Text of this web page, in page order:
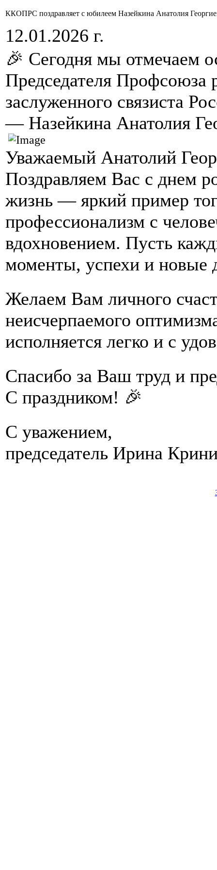
ККОПРС поздравляет с юбилеем Назейкина Анатолия
12.01.2026 г.
🎉 Сегодня мы отмечаем
Председателя Профсоюза
заслуженного связиста
— Назейкина Анатолия
Уважаемый Анатолий
Поздравляем Вас с днем
жизнь — яркий пример
профессионализм с
вдохновением. Пусть
моменты, успехи и новые
Желаем Вам личного
неисчерпаемого
исполняется легко и с
Спасибо за Ваш труд и
С праздником! 🎉
С уважением,
председатель Ирина